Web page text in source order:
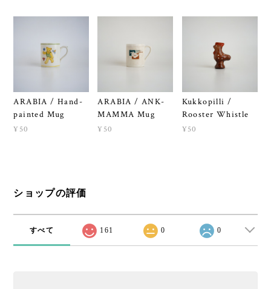
ARABIA / Hand-
painted Mug
¥50
ARABIA / ANK-
MAMMA Mug
¥50
Kukkopilli /
Rooster Whistle
¥50
ショップの評価
すべて 161 0 0